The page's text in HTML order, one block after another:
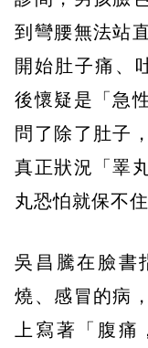
到彎腰無法站
開始肚子痛、
後懷疑是「急
問了除了肚子
真正狀況「睪
丸恐怕就保不住
吳昌騰在臉書
燒、感冒的病
上寫著「腹